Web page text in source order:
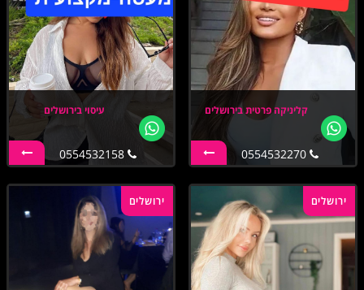
קליניקה פרטית בירושלים
0554532270
עיסוי בירושלים
0554532158
ירושלים ירושלים